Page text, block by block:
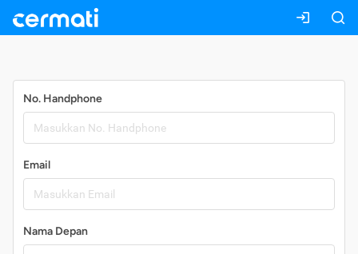
No. Handphone
Email
Nama Depan